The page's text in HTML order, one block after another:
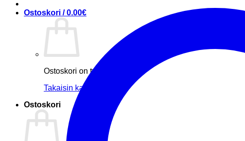
Ostoskori /0.00€
Ostoskori on tyhjä.
Takaisin kauppaan
Ostoskori